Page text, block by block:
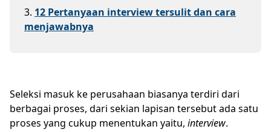
3. 12 Pertanyaan interview tersulit dan cara
menjawabnya
Seleksi masuk ke perusahaan biasanya terdiri dari
berbagai proses, dari sekian lapisan tersebut ada satu
proses yang cukup menentukan yaitu, interview.